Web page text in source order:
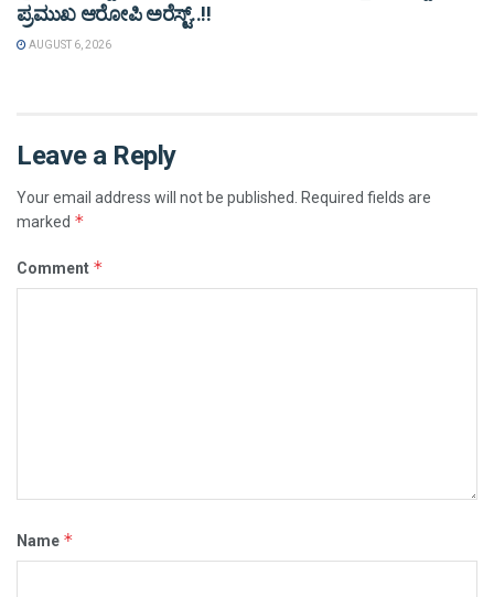
ಪ್ರಮುಖ ಆರೋಪಿ ಅರೆಸ್ಟ್‌..!!
AUGUST 6, 2026
Leave a Reply
Your email address will not be published. Required fields are
marked *
Comment *
Name *